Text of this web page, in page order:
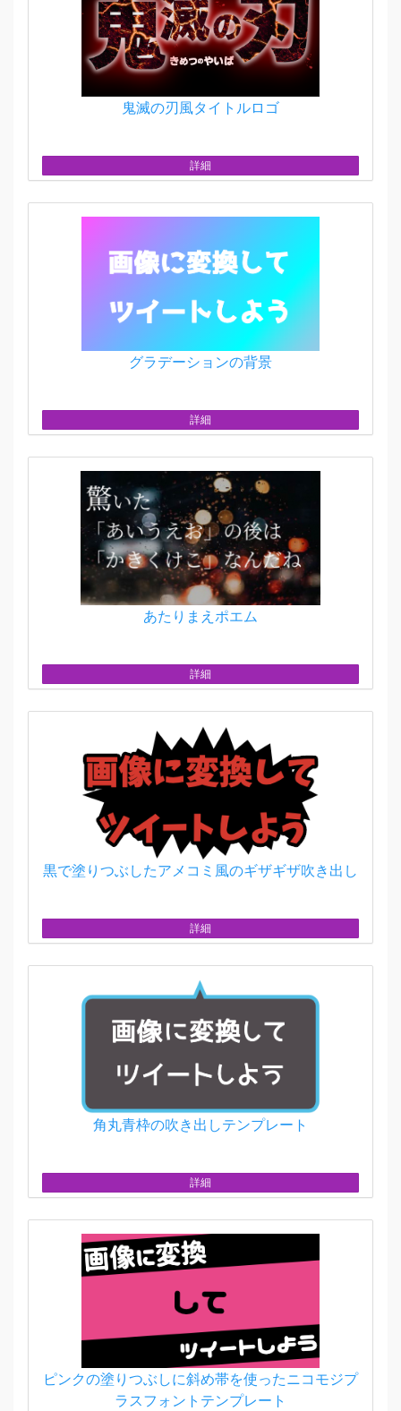
鬼滅の刃風タイトルロゴ
詳細
グラデーションの背景
詳細
あたりまえポエム
詳細
黒で塗りつぶしたアメコミ風のギザギザ吹き出し
詳細
角丸青枠の吹き出しテンプレート
詳細
ピンクの塗りつぶしに斜め帯を使ったニコモジプ
ラスフォントテンプレート